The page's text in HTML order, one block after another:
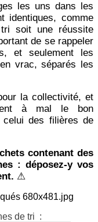
les uns dans les
identiques, comme
soit une réussite
de se rappeler
et seulement les
vrac, séparés les
la collectivité, et
à mal le bon
des filières de
contenant des
: déposez-y vos
⚠
de tri :